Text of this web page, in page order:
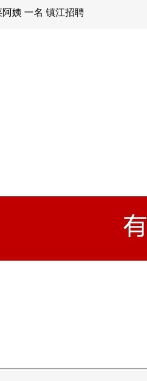
姨 一名 镇江招聘